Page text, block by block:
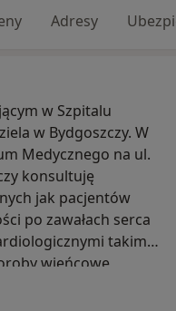
Adresy
w Szpitalu
w Bydgoszczy. W
Medycznego na ul.
konsultuję
jak pacjentów
po zawałach serca
takimi
wieńcowe,
także pacjentów
z uwagi na